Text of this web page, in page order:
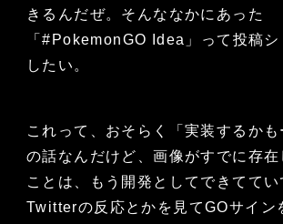
きるんだぜ。そんななかにあった
「#PokemonGO Idea」って投稿シ
したい。
これって、おそらく「実装するか
の話なんだけど、画像がすでに存在
ことは、もう開発としてできててい
Twitterの反応とかを見てGOサイン